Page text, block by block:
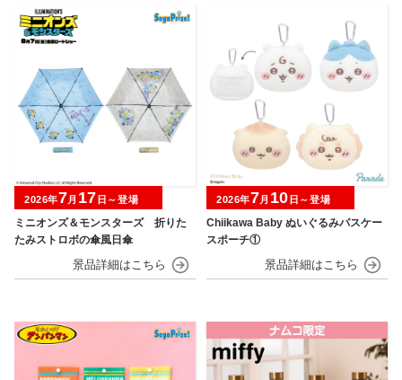
ミニオンズ＆モンスターズ 折りた
たみストロボの傘風日傘
2026年7月 17 日～登場
Chiikawa Baby ぬいぐるみパスケー
スポーチ①
2026年7月 10 日～登場